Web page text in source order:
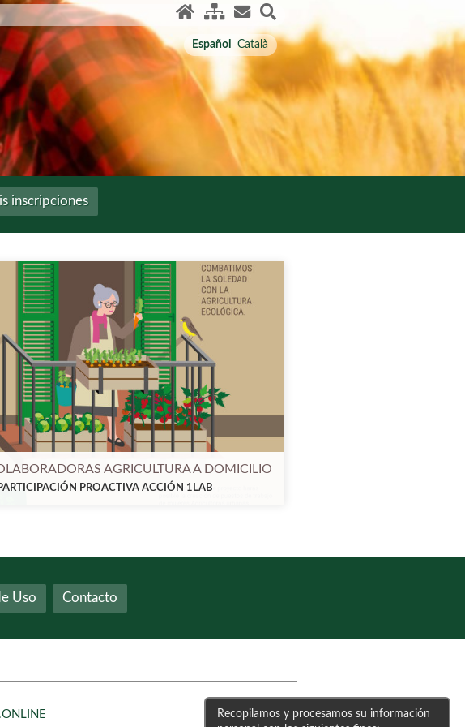
Español Català
inscripciones
AGRICULTURA A DOMICILIO
PROACTIVA ACCIÓN 1LAB
Uso Contacto
Recopilamos y procesamos su información